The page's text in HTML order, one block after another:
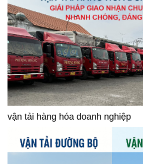
vận tải hàng hóa doanh nghiệp